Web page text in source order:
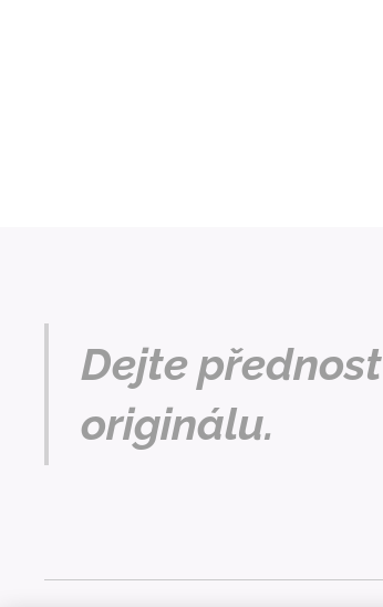
Dejte přednost
originálu.